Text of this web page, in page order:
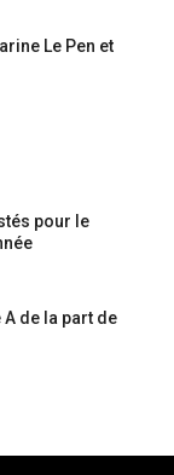
Le Pen et
pour le
A de la part de